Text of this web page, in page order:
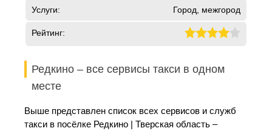
Услуги: Город, межгород
Рейтинг:
Редкино – все сервисы такси в одном
месте
Выше представлен список всех сервисов и служб
такси в посёлке Редкино | Тверская область –